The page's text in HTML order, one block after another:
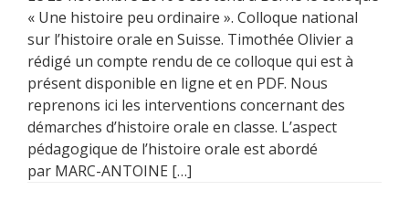
« Une histoire peu ordinaire ». Colloque national
sur l’histoire orale en Suisse. Timothée Olivier a
rédigé un compte rendu de ce colloque qui est à
présent disponible en ligne et en PDF. Nous
reprenons ici les interventions concernant des
démarches d’histoire orale en classe. L’aspect
pédagogique de l’histoire orale est abordé
par MARC-ANTOINE […]